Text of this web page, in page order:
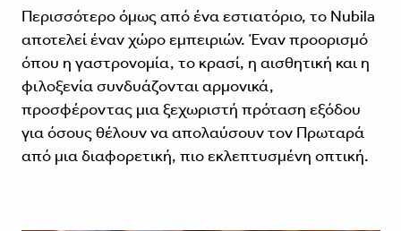
Περισσότερο όμως από ένα εστιατόριο, το Nubila
αποτελεί έναν χώρο εμπειριών. Έναν προορισμό
όπου η γαστρονομία, το κρασί, η αισθητική και η
φιλοξενία συνδυάζονται αρμονικά,
προσφέροντας μια ξεχωριστή πρόταση εξόδου
για όσους θέλουν να απολαύσουν τον Πρωταρά
από μια διαφορετική, πιο εκλεπτυσμένη οπτική.